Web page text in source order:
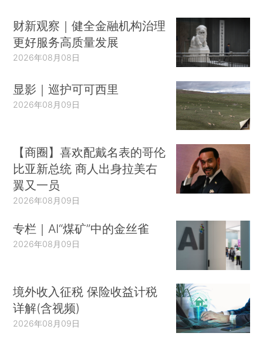
财新观察｜健全金融机构治理
更好服务高质量发展
2026年08月08日
显影｜巡护可可西里
2026年08月09日
【商圈】喜欢配戴名表的哥伦
比亚新总统 商人出身拉美右
翼又一员
2026年08月09日
专栏｜AI“煤矿”中的金丝雀
2026年08月09日
境外收入征税 保险收益计税
详解(含视频)
2026年08月09日